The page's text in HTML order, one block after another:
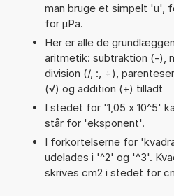
man bruge et simpelt 'u',
for µPa.
Her er alle de
aritmetik: subtraktion (-),
division (/, :, ÷),
(√) og addition (+) tilladt
I stedet for '1,05 x 10^5'
står for 'eksponent'.
I forkortelserne for
udelades i '^2' og '^3'.
skrives cm2 i stedet for